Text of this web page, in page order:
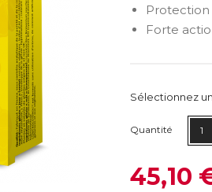
Protection
Forte
Sélectionnez
Quantité 1
45,10